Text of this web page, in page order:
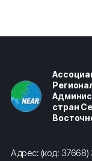
стран
Адрес: (код: 37668)